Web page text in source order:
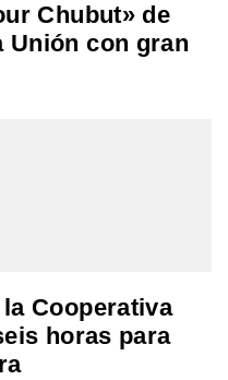
Chubut» de
Unión con gran
Cooperativa
horas para